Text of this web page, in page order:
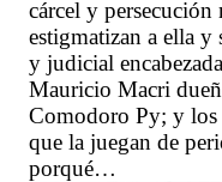
cárcel y persecución
estigmatizan a ella
y judicial
Mauricio Macri
Comodoro Py; y los
que la juegan de
porqué…